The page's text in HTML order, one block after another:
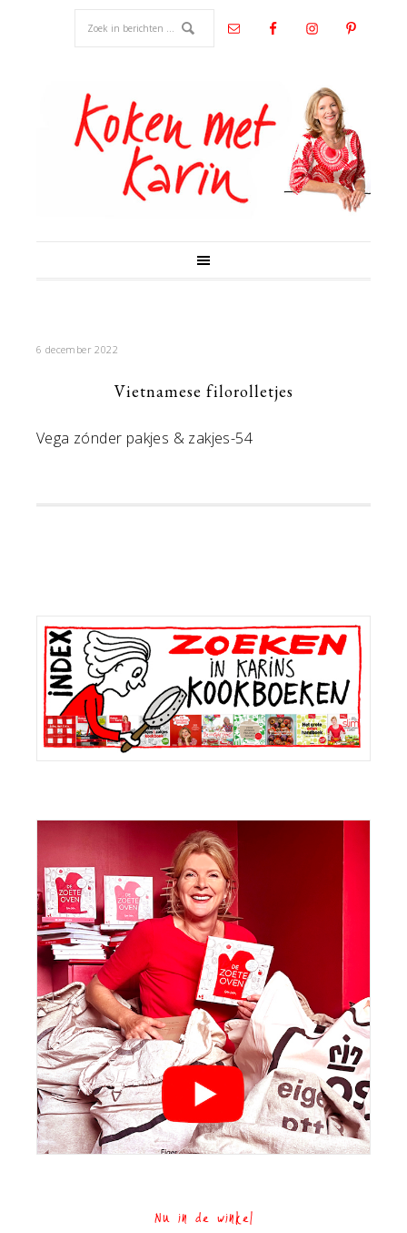
6 december 2022
Vietnamese filorolletjes
Vega zónder pakjes & zakjes-54
Primaire
Sidebar
Nu in de winkel